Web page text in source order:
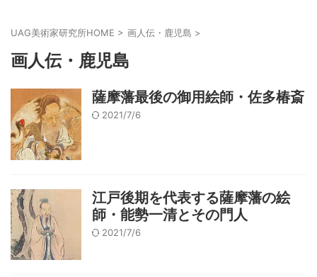
UAG美術家研究所HOME > 画人伝・鹿児島 >
画人伝・鹿児島
薩摩藩最後の御用絵師・佐多椿斎
2021/7/6
江戸後期を代表する薩摩藩の絵
師・能勢一清とその門人
2021/7/6